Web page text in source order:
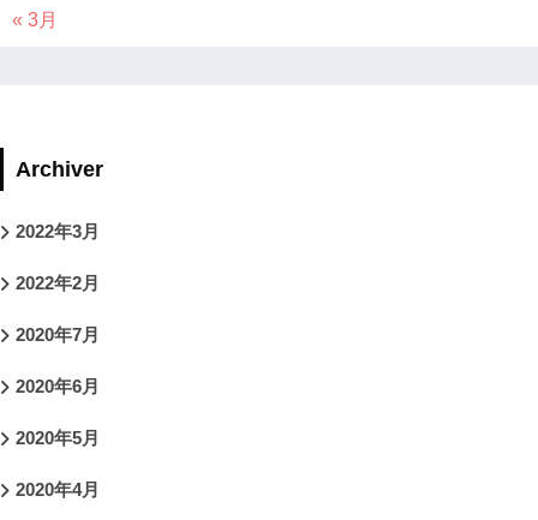
« 3月
Archiver
2022年3月
2022年2月
2020年7月
2020年6月
2020年5月
2020年4月